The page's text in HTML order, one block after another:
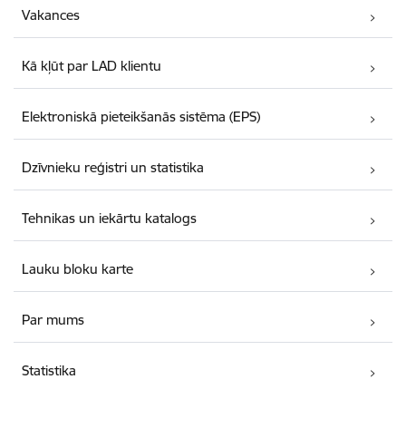
Vakances
Kā kļūt par LAD klientu
Elektroniskā pieteikšanās sistēma (EPS)
Dzīvnieku reģistri un statistika
Tehnikas un iekārtu katalogs
Lauku bloku karte
Par mums
Statistika